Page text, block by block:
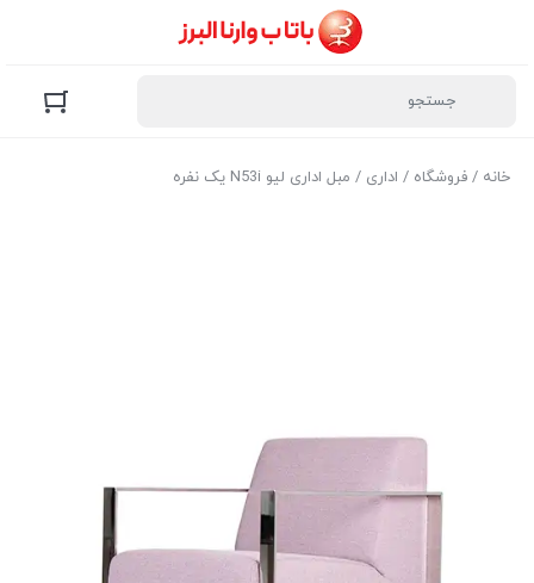
خانه / فروشگاه / اداری / مبل اداری لیو N53i یک نفره